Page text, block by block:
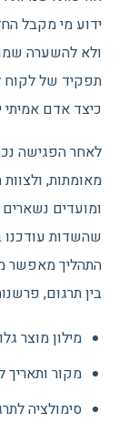
ידוע מי מקבל
ולא להשערה
תפקיד של לקוח
כיצד אדם אמיתי
לאחר הפגישה
מאומתות,
שהשדות עודכנו
התהליך מאפשר
בין תרגום,
מילון מוצר
מקור
סימולציה